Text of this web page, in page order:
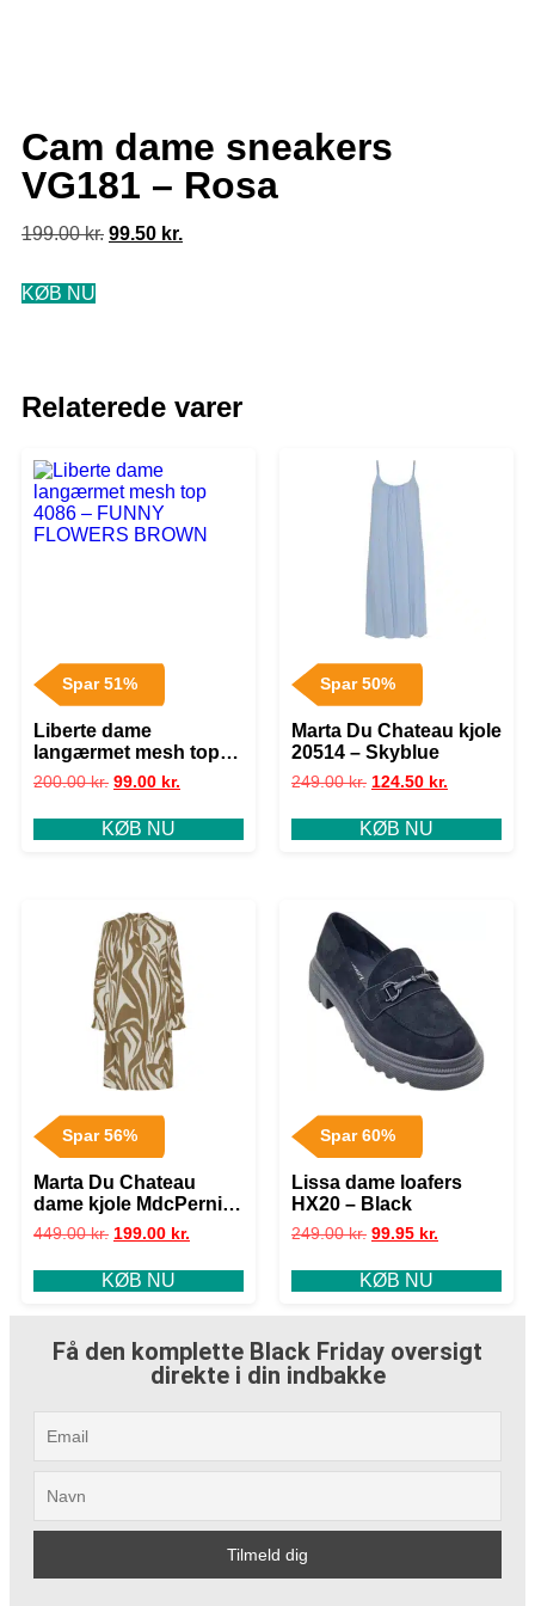
Cam dame sneakers
VG181 – Rosa
199.00kr. 99.50 kr.
KØB NU
Relaterede varer
Spar 51%
Liberte dame
langærmet mesh top
4086 – FUNNY
FLOWERS BROWN
200.00kr. 99.00 kr.
KØB NU
Spar 50%
Marta Du Chateau kjole
20514 – Skyblue
249.00kr. 124.50 kr.
KØB NU
Spar 56%
Marta Du Chateau
dame kjole MdcPernille
–
Camello/Offwhite2732
449.00kr. 199.00 kr.
KØB NU
Spar 60%
Lissa dame loafers
HX20 – Black
249.00kr. 99.95 kr.
KØB NU
Få den komplette Black Friday oversigt
direkte i din indbakke